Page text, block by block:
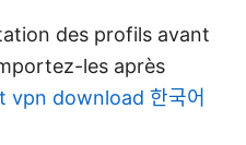
des profils avant
les après
vpn download 한국어